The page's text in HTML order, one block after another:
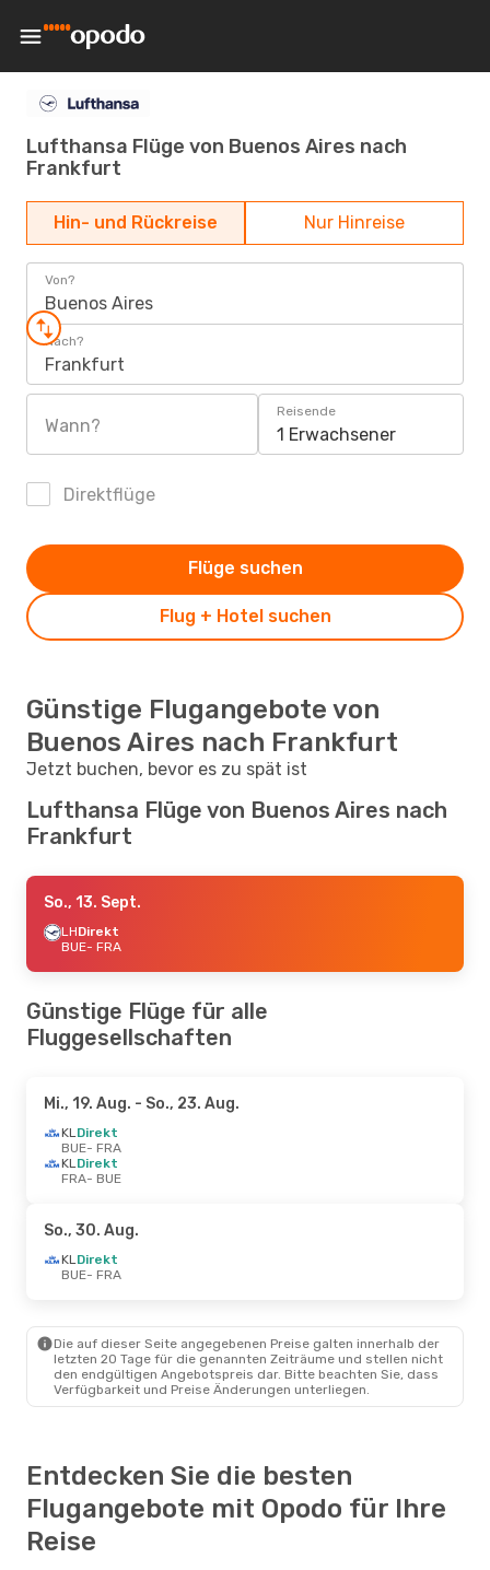
Lufthansa Flüge von Buenos Aires nach
Frankfurt
Hin- und Rückreise Nur Hinreise
Von?
Buenos Aires
Nach?
Frankfurt
Wann?
Reisende
1 Erwachsener
Direktflüge
Flug + Hotel suchen
Flüge suchen
Günstige Flugangebote von
Buenos Aires nach Frankfurt
Jetzt buchen, bevor es zu spät ist
Lufthansa Flüge von Buenos Aires nach
Frankfurt
So., 13. Sept.
LHDirekt
BUE- FRA
Günstige Flüge für alle
Fluggesellschaften
Mi., 19. Aug. - So., 23. Aug.
KLDirekt
BUE- FRA
KLDirekt
FRA- BUE
So., 30. Aug.
KLDirekt
BUE- FRA
Die auf dieser Seite angegebenen Preise galten innerhalb der
letzten 20 Tage für die genannten Zeiträume und stellen nicht
den endgültigen Angebotspreis dar. Bitte beachten Sie, dass
Verfügbarkeit und Preise Änderungen unterliegen.
Entdecken Sie die besten
Flugangebote mit Opodo für Ihre
Reise